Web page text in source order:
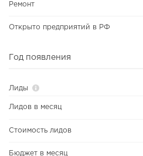
Ремонт
Открыто предприятий в РФ
Год появления
Лиды
Лидов в месяц
Стоимость лидов
Бюджет в месяц